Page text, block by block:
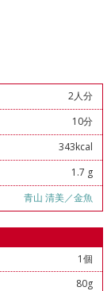
2人分
10分
343kcal
1.7 g
青山 清美／金魚
1個
80g